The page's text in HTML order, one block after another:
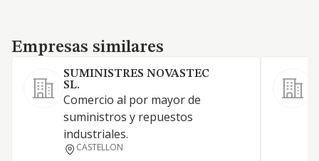
Empresas similares
Empresas similares
SUMINISTRES NOVASTEC
SL.
Comercio al por mayor de
suministros y repuestos
industriales.
CASTELLON